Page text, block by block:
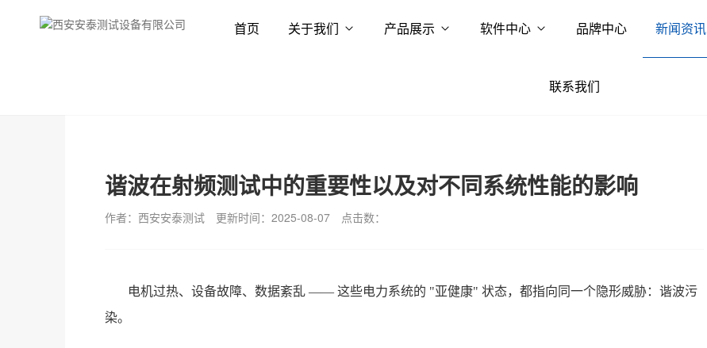
首页 关于我们 产品展示 软件中心 品牌中心 新闻资讯
联系我们
谐波在射频测试中的重要性以及对不同系统性能的影响
作者：西安安泰测试 更新时间：2025-08-07 点击数：
电机过热、设备故障、数据紊乱 —— 这些电力系统的 "亚健康" 状态，都指向同一个隐形威胁：谐波污
染。